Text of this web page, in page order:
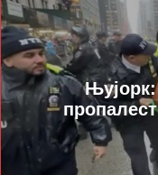
Њујорк: